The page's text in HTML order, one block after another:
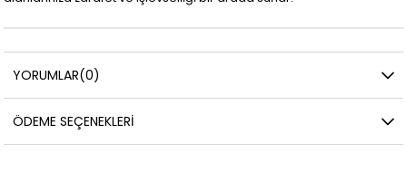
YORUMLAR(0)
ÖDEME SEÇENEKLERI